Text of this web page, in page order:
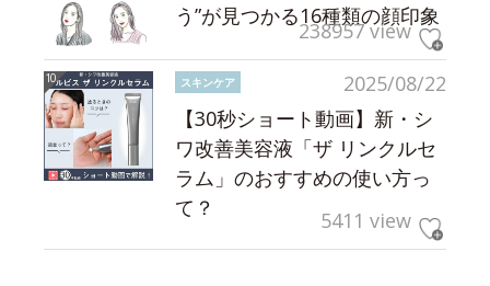
う”が見つかる16種類の顔印象
238957 view
2025/08/22
スキンケア
【30秒ショート動画】新・シ
ワ改善美容液「ザ リンクルセ
ラム」のおすすめの使い方っ
て？
5411 view